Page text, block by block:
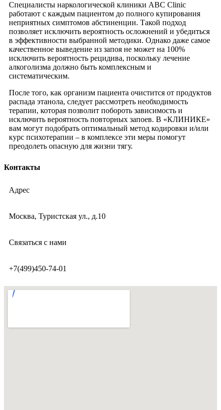
Специалисты наркологической клиники ABC Clinic
работают с каждым пациентом до полного купирования
неприятных симптомов абстиненции. Такой подход
позволяет исключить вероятность осложнений и убедиться
в эффективности выбранной методики. Однако даже самое
качественное выведение из запоя не может на 100%
исключить вероятность рецидива, поскольку лечение
алкоголизма должно быть комплексным и
систематическим.
После того, как организм пациента очистится от продуктов
распада этанола, следует рассмотреть необходимость
терапии, которая позволит побороть зависимость и
исключить вероятность повторных запоев. В «КЛИНИКЕ»
вам могут подобрать оптимальный метод кодировки и/или
курс психотерапии – в комплексе эти меры помогут
преодолеть опасную для жизни тягу.
Контакты
Адрес
Москва, Туристская ул., д.10
Связаться с нами
+7(499)450-74-01